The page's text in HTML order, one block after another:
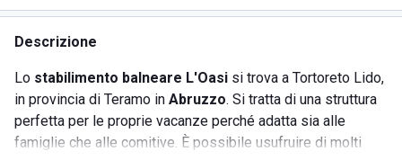
Descrizione
Lo stabilimento balneare L'Oasi si trova a Tortoreto Lido,
in provincia di Teramo in Abruzzo. Si tratta di una struttura
perfetta per le proprie vacanze perché adatta sia alle
famiglie che alle comitive. È possibile usufruire di molti